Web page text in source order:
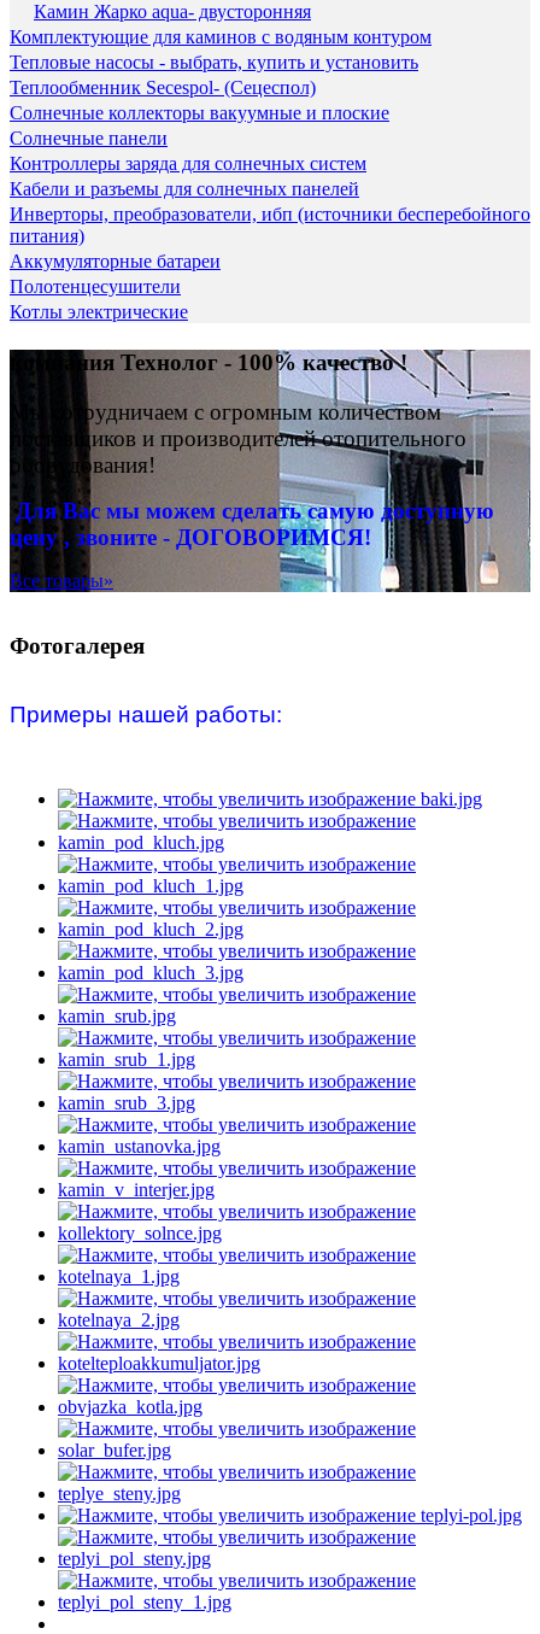
Камин Жарко aqua- двусторонняя
Комплектующие для каминов с водяным контуром
Тепловые насосы - выбрать, купить и установить
Теплообменник Secespol- (Сецеспол)
Солнечные коллекторы вакуумные и плоские
Солнечные панели
Контроллеры заряда для солнечных систем
Кабели и разъемы для солнечных панелей
Инверторы, преобразователи, ибп (источники бесперебойного
питания)
Аккумуляторные батареи
Полотенцесушители
Котлы электрические
компания Технолог - 100% качество !
Мы сотрудничаем с огромным количеством
поставщиков и производителей отопительного
оборудования!
Для Вас мы можем сделать самую доступную
цену , звоните - ДОГОВОРИМСЯ!
Все товары»
Фотогалерея
Примеры нашей работы: